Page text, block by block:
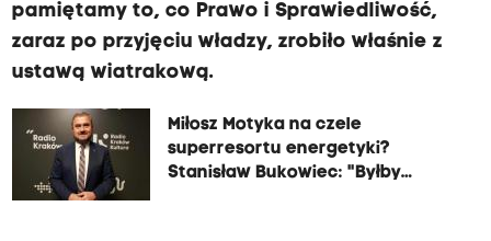
pamiętamy to, co Prawo i Sprawiedliwość,
zaraz po przyjęciu władzy, zrobiło właśnie z
ustawą wiatrakową.
Miłosz Motyka na czele
superresortu energetyki?
Stanisław Bukowiec: "Byłby